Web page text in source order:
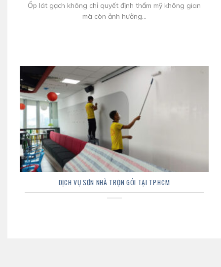
Ốp lát gạch không chỉ quyết định thẩm mỹ không gian
mà còn ảnh hưởng...
DỊCH VỤ SƠN NHÀ TRỌN GÓI TẠI TP.HCM